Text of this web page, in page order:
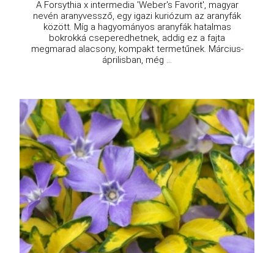
A Forsythia x intermedia 'Weber's Favorit', magyar
nevén aranyvessző, egy igazi kuriózum az aranyfák
között. Míg a hagyományos aranyfák hatalmas
bokrokká cseperedhetnek, addig ez a fajta
megmarad alacsony, kompakt termetűnek. Március-
áprilisban, még ...